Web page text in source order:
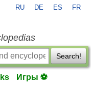
RU DE ES FR
Search!
Игры ⚽